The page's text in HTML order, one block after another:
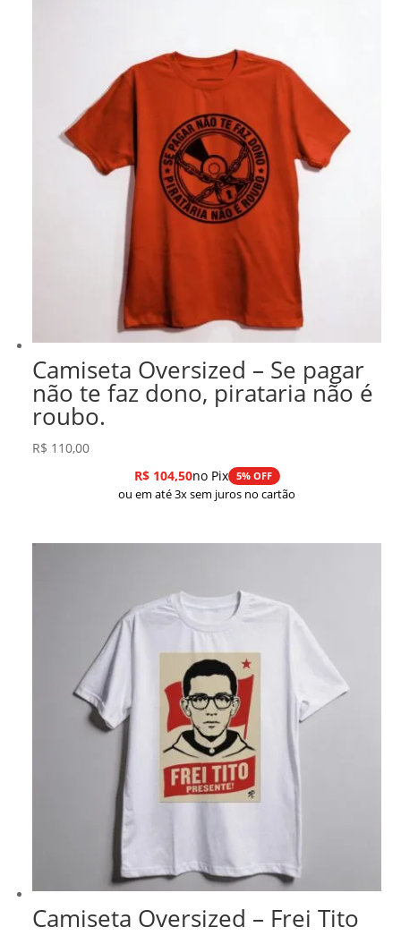
Camiseta Oversized – Se pagar
não te faz dono, pirataria não é
roubo.
R$ 110,00
R$104,50no Pix 5% OFF
ou em até 3x sem juros no cartão
Camiseta Oversized – Frei Tito